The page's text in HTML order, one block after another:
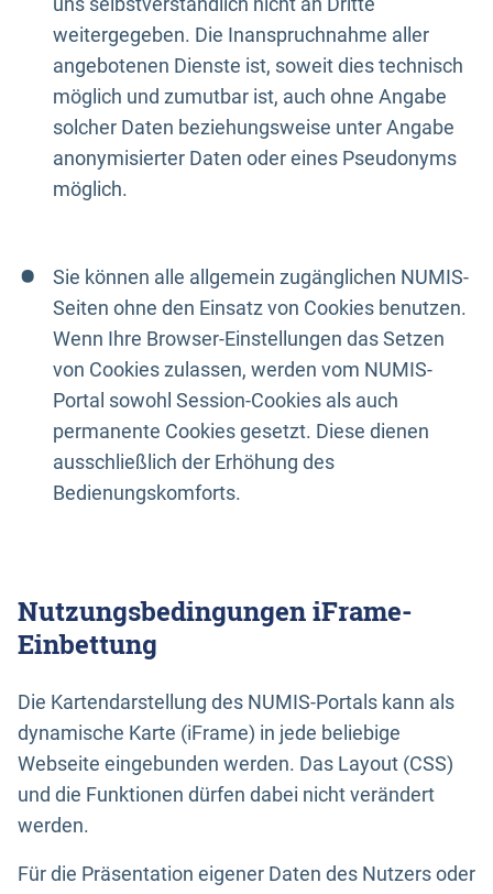
weitergegeben. Die Inanspruchnahme aller
angebotenen Dienste ist, soweit dies technisch
möglich und zumutbar ist, auch ohne Angabe
solcher Daten beziehungsweise unter Angabe
anonymisierter Daten oder eines Pseudonyms
möglich.
Sie können alle allgemein zugänglichen NUMIS-
Seiten ohne den Einsatz von Cookies benutzen.
Wenn Ihre Browser-Einstellungen das Setzen
von Cookies zulassen, werden vom NUMIS-
Portal sowohl Session-Cookies als auch
permanente Cookies gesetzt. Diese dienen
ausschließlich der Erhöhung des
Bedienungskomforts.
Nutzungsbedingungen iFrame-
Einbettung
Die Kartendarstellung des NUMIS-Portals kann als
dynamische Karte (iFrame) in jede beliebige
Webseite eingebunden werden. Das Layout (CSS)
und die Funktionen dürfen dabei nicht verändert
werden.
Für die Präsentation eigener Daten des Nutzers oder